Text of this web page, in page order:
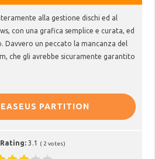
alla gestione dischi ed al
con una grafica semplice e curata, ed
un peccato la mancanza del
che gli avrebbe sicuramente garantito
PARTITION
Rating:3.1 ( 2 votes)